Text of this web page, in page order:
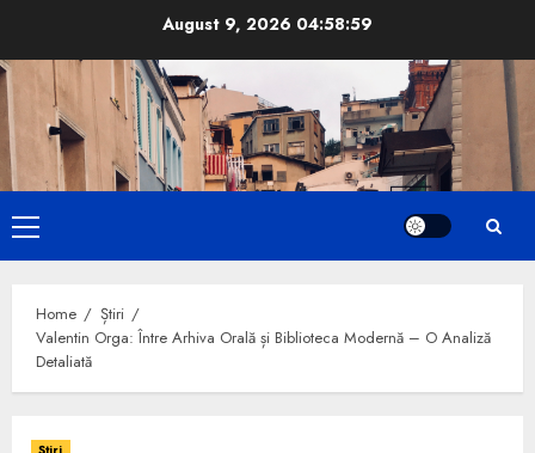
content
August 9, 2026 04:59:00
Primary
Menu
Home
Știri
Valentin Orga: Între Arhiva Orală și Biblioteca Modernă – O Analiză
Detaliată